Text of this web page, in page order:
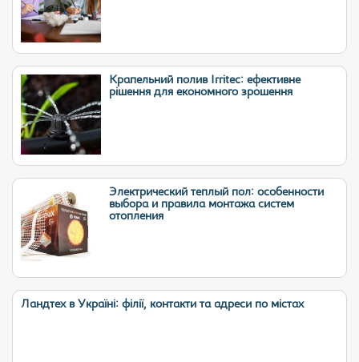
Крапельний полив Irritec: ефективне
рішення для економного зрошення
Электрический теплый пол: особенности
выбора и правила монтажа систем
отопления
Ландтех в Україні: філії, контакти та адреси по містах